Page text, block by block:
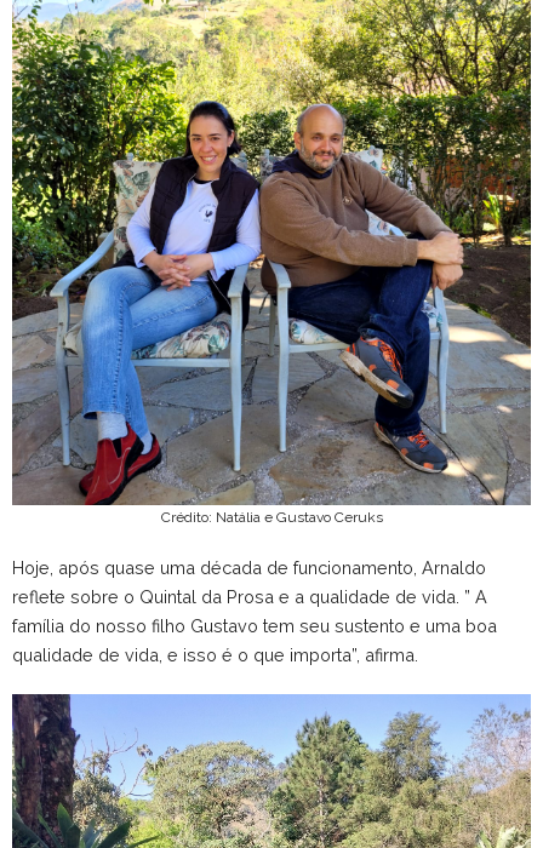
Crédito: Natália e Gustavo Ceruks
Hoje, após quase uma década de funcionamento, Arnaldo
reflete sobre o Quintal da Prosa e a qualidade de vida. ” A
família do nosso filho Gustavo tem seu sustento e uma boa
qualidade de vida, e isso é o que importa”, afirma.